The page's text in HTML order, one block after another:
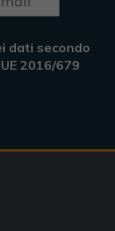
dati secondo
2016/679